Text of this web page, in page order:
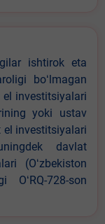
ishtirok eta
boʻlmagan
el investitsiyalari
yoki ustav
investitsiyalari
davlat
(Oʻzbekiston
OʻRQ-728-son